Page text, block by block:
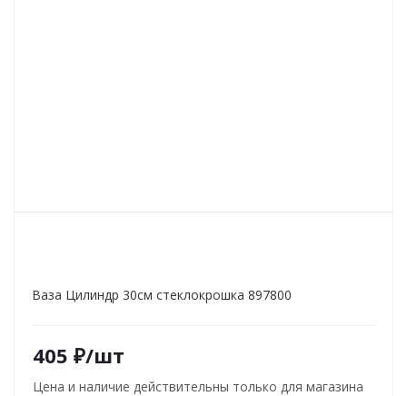
Ваза Цилиндр 30см стеклокрошка 897800
405 ₽/шт
Цена и наличие действительны только для магазина